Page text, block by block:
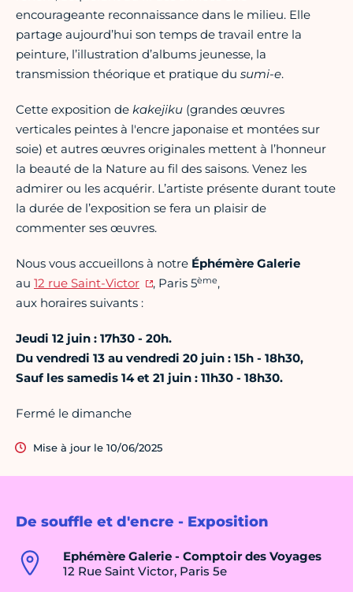
De souffle et d'encre - Exposition
Ephémère Galerie - Comptoir des Voyages
12 Rue Saint Victor, Paris 5e
encourageante reconnaissance dans le milieu. Elle
partage aujourd’hui son temps de travail entre la
peinture, l’illustration d’albums jeunesse, la
transmission théorique et pratique du sumi-e.
Cette exposition de kakejiku (grandes œuvres
verticales peintes à l'encre japonaise et montées sur
soie) et autres œuvres originales mettent à l’honneur
la beauté de la Nature au fil des saisons. Venez les
admirer ou les acquérir. L’artiste présente durant toute
la durée de l’exposition se fera un plaisir de
commenter ses œuvres.
Nous vous accueillons à notre Éphémère Galerie
au 12 rue Saint-Victor , Paris 5ème,
aux horaires suivants :
Jeudi 12 juin : 17h30 - 20h.
Du vendredi 13 au vendredi 20 juin : 15h - 18h30,
Sauf les samedis 14 et 21 juin : 11h30 - 18h30.
Fermé le dimanche
Mise à jour le 10/06/2025